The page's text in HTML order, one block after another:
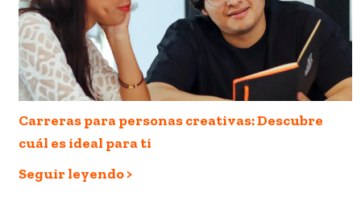
Carreras para personas creativas: Descubre
cuál es ideal para ti
Seguir leyendo >